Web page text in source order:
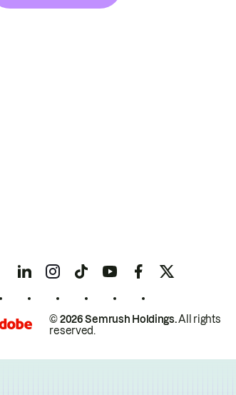
© 2026 Semrush Holdings.All rights
reserved.